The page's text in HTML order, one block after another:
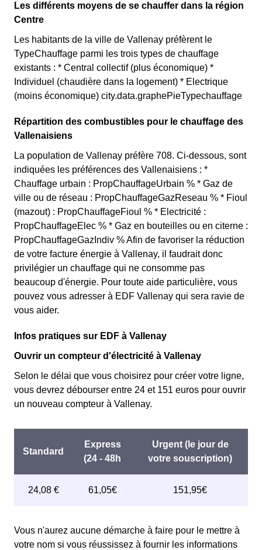
Les différents moyens de se chauffer dans la région
Centre
Les habitants de la ville de Vallenay préfèrent le
TypeChauffage parmi les trois types de chauffage
existants : * Central collectif (plus économique) *
Individuel (chaudière dans la logement) * Electrique
(moins économique) city.data.graphePieTypechauffage
Répartition des combustibles pour le chauffage des
Vallenaisiens
La population de Vallenay préfère 708. Ci-dessous, sont
indiquées les préférences des Vallenaisiens : *
Chauffage urbain : PropChauffageUrbain % * Gaz de
ville ou de réseau : PropChauffageGazReseau % * Fioul
(mazout) : PropChauffageFioul % * Electricité :
PropChauffageElec % * Gaz en bouteilles ou en citerne :
PropChauffageGazIndiv % Afin de favoriser la réduction
de votre facture énergie à Vallenay, il faudrait donc
privilégier un chauffage qui ne consomme pas
beaucoup d'énergie. Pour toute aide particulière, vous
pouvez vous adresser à EDF Vallenay qui sera ravie de
vous aider.
Infos pratiques sur EDF à Vallenay
Ouvrir un compteur d'électricité à Vallenay
Selon le délai que vous choisirez pour créer votre ligne,
vous devrez débourser entre 24 et 151 euros pour ouvrir
un nouveau compteur à Vallenay.
Vous n'aurez aucune démarche à faire pour le mettre à
votre nom si vous réussissez à fournir les informations